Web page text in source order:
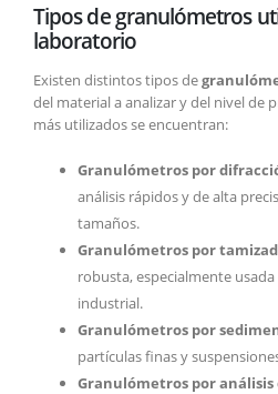
Tipos de granulómetros
laboratorio
Existen distintos tipos de
del material a analizar y del nivel de
más utilizados se encuentran:
Granulómetros por
análisis rápidos y de alta
tamaños.
Granulómetros por
robusta, especialmente
industrial.
Granulómetros por
partículas finas y
Granulómetros por análisis